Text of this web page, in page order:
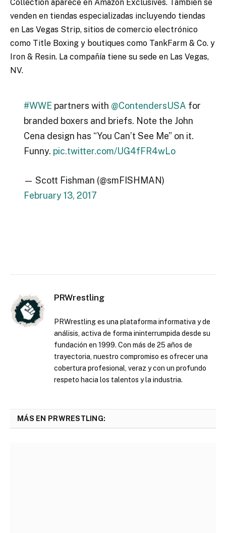
Collection aparece en Amazon Exclusives. También se
venden en tiendas especializadas incluyendo tiendas
en Las Vegas Strip, sitios de comercio electrónico
como Title Boxing y boutiques como TankFarm & Co. y
Iron & Resin. La compañía tiene su sede en Las Vegas,
NV.
#WWE partners with @ContendersUSA for
branded boxers and briefs. Note the John
Cena design has “You Can’t See Me” on it.
Funny. pic.twitter.com/UG4fFR4wLo
— Scott Fishman (@smFISHMAN)
February 13, 2017
PRWrestling
PRWrestling es una plataforma informativa y de
análisis, activa de forma ininterrumpida desde su
fundación en 1999. Con más de 25 años de
trayectoria, nuestro compromiso es ofrecer una
cobertura profesional, veraz y con un profundo
respeto hacia los talentos y la industria.
MÁS EN PRWRESTLING: